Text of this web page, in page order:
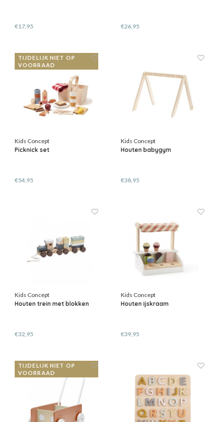
€17,95 €26,95
TIJDELIJK NIET OP
VOORRAAD
Kids Concept
Picknick set
€54,95
Kids Concept
Houten babygym
€38,95
Kids Concept
Houten trein met blokken
€32,95
Kids Concept
Houten ijskraam
€39,95
TIJDELIJK NIET OP
VOORRAAD